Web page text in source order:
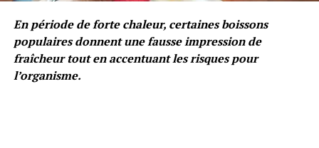
En période de forte chaleur, certaines boissons
populaires donnent une fausse impression de
fraîcheur tout en accentuant les risques pour
l’organisme.